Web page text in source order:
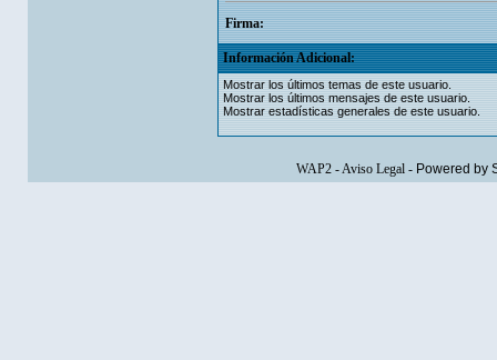
Firma:
Información Adicional:
Mostrar los últimos temas de este usuario.
Mostrar los últimos mensajes de este usuario.
Mostrar estadísticas generales de este usuario.
WAP2-Aviso Legal- Powered by